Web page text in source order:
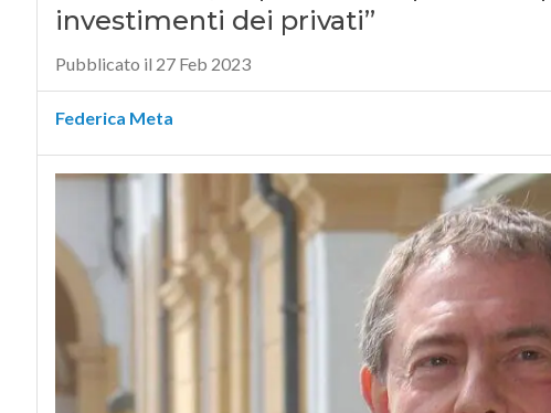
investimenti dei privati”
Pubblicato il 27 Feb 2023
Federica Meta